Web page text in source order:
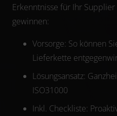
Erkenntnisse für Ihr
gewinnen:
Vorsorge: So können
Lieferkette
Lösungsansatz:
ISO31000
Inkl. Checkliste: